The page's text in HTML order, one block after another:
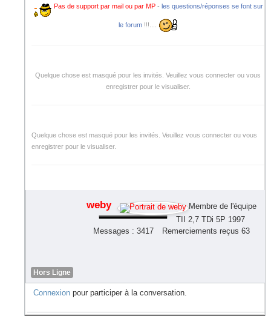
Pas de support par mail ou par MP- les questions/réponses se font sur
le forum!!!....
Quelque chose est masqué pour les invités. Veuillez vous connecter ou vous
enregistrer pour le visualiser.
Quelque chose est masqué pour les invités. Veuillez vous connecter ou vous
enregistrer pour le visualiser.
weby
Membre de l'équipe
TII 2,7 TDi 5P 1997
Messages : 3417
Remerciements reçus 63
Hors Ligne
Connexion pour participer à la conversation.